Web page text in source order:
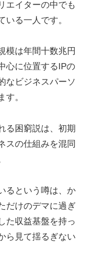
エイターの中でも
いる一人です。
模は年間十数兆円
心に位置するIPの
なビジネスパーソ
す。
る困窮説は、初期
スの仕組みを混同
るという噂は、か
だけのデマに過ぎ
た収益基盤を持っ
ら見て揺るぎない